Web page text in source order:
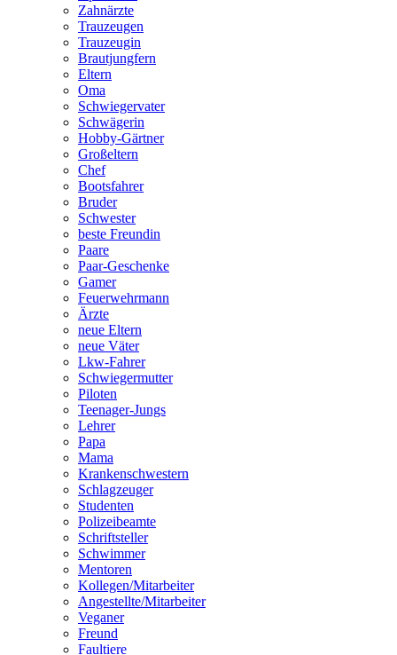
Zahnärzte
Trauzeugen
Trauzeugin
Brautjungfern
Eltern
Oma
Schwiegervater
Schwägerin
Hobby-Gärtner
Großeltern
Chef
Bootsfahrer
Bruder
Schwester
beste Freundin
Paare
Paar-Geschenke
Gamer
Feuerwehrmann
Ärzte
neue Eltern
neue Väter
Lkw-Fahrer
Schwiegermutter
Piloten
Teenager-Jungs
Lehrer
Papa
Mama
Krankenschwestern
Schlagzeuger
Studenten
Polizeibeamte
Schriftsteller
Schwimmer
Mentoren
Kollegen/Mitarbeiter
Angestellte/Mitarbeiter
Veganer
Freund
Faultiere